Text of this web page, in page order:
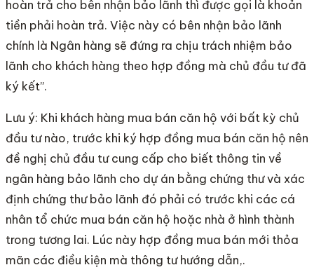
hoàn trả cho bên nhận bảo lãnh thì được gọi là khoản
tiền phải hoàn trả. Việc này có bên nhận bảo lãnh
chính là Ngân hàng sẽ đứng ra chịu trách nhiệm bảo
lãnh cho khách hàng theo hợp đồng mà chủ đầu tư đã
ký kết”.
Lưu ý: Khi khách hàng mua bán căn hộ với bất kỳ chủ
đầu tư nào, trước khi ký hợp đồng mua bán căn hộ nên
đề nghị chủ đầu tư cung cấp cho biết thông tin về
ngân hàng bảo lãnh cho dự án bằng chứng thư và xác
định chứng thư bảo lãnh đó phải có trước khi các cá
nhân tổ chức mua bán căn hộ hoặc nhà ở hình thành
trong tương lai. Lúc này hợp đồng mua bán mới thỏa
mãn các điều kiện mà thông tư hướng dẫn,.